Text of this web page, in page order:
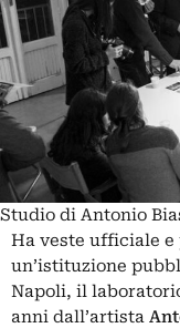
Studio di Antonio
Ha veste ufficiale e
un’istituzione
Napoli, il
anni dall’artista